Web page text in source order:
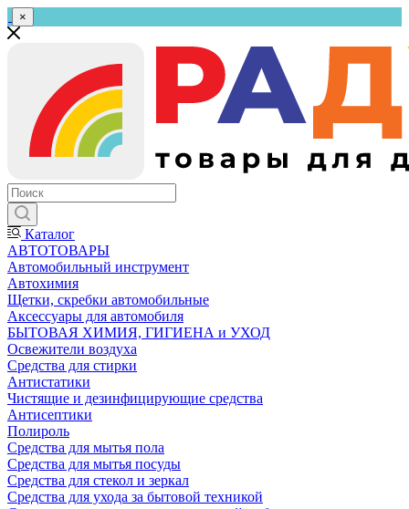
×
Каталог
АВТОТОВАРЫ
Автомобильный инструмент
Автохимия
Щетки, скребки автомобильные
Аксессуары для автомобиля
БЫТОВАЯ ХИМИЯ, ГИГИЕНА и УХОД
Освежители воздуха
Средства для стирки
Антистатики
Чистящие и дезинфицирующие средства
Антисептики
Полироль
Средства для мытья пола
Средства для мытья посуды
Средства для стекол и зеркал
Средства для ухода за бытовой техникой